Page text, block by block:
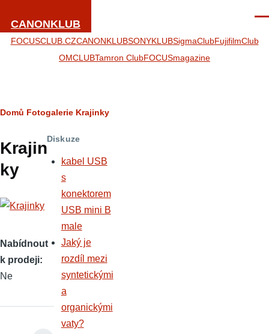
CANONKLUB
FOCUSCLUB.CZCANONKLUBSONYKLUBSigmaClubFujifilmClub
OMCLUBTamron ClubFOCUSmagazine
Drobečková
navigace
Domů Fotogalerie Krajinky
Krajin
ky
Nabídnout
k prodeji
Ne
Diskuze
kabel USB
s
konektorem
USB mini B
male
Jaký je
rozdíl mezi
syntetickými
a
organickými
vaty?